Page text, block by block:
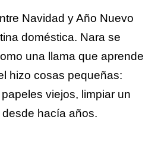
Navidad y Año Nuevo
doméstica. Nara se
una llama que aprende
hizo cosas pequeñas:
viejos, limpiar un
hacía años.